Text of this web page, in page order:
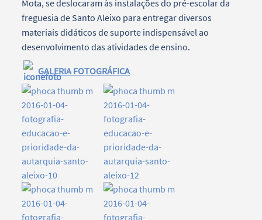
Mota, se deslocaram às instalações do pré-escolar da
freguesia de Santo Aleixo para entregar diversos
materiais didáticos de suporte indispensável ao
desenvolvimento das atividades de ensino.
GALERIA FOTOGRÁFICA